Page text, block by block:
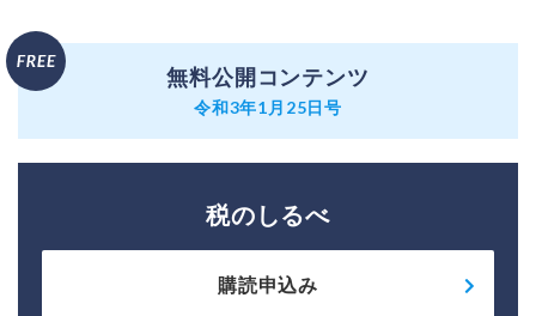
無料公開コンテンツ
令和3年1月25日号
税のしるべ
購読申込み